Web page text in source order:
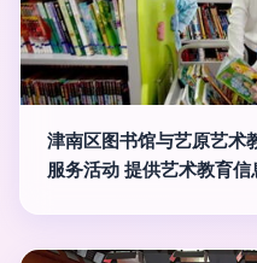
津南区图书馆与艺原艺术
服务活动 提供艺术教育信